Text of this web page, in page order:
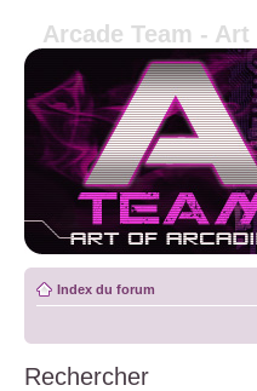
Arcade Team -
Index du forum
Rechercher